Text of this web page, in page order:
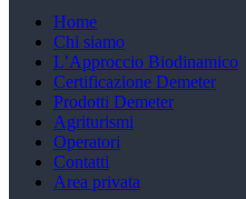
Home
Chi siamo
L’Approccio Biodinamico
Certificazione Demeter
Prodotti Demeter
Agriturismi
Operatori
Contatti
Area privata